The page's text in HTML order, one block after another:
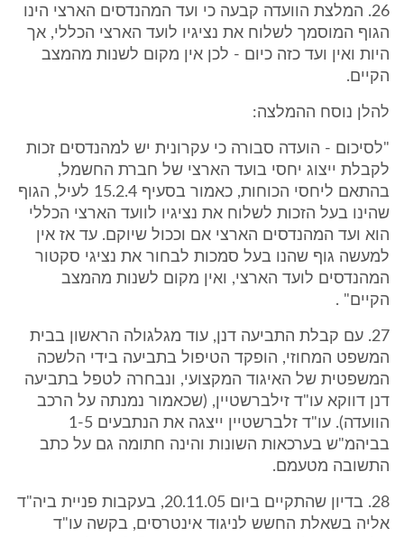
26. המלצת הוועדה קבעה כי ועד המהנדסים הארצי הינו
הגוף המוסמך לשלוח את נציגיו לועד הארצי הכללי, אך
היות ואין ועד כזה כיום - לכן אין מקום לשנות מהמצב
הקיים.
להלן נוסח ההמלצה:
"לסיכום - הועדה סבורה כי עקרונית יש למהנדסים זכות
לקבלת ייצוג יחסי בועד הארצי של חברת החשמל,
בהתאם ליחסי הכוחות, כאמור בסעיף 15.2.4 לעיל, הגוף
שהינו בעל הזכות לשלוח את נציגיו לוועד הארצי הכללי
הוא ועד המהנדסים הארצי אם וככול שיוקם. עד אז אין
למעשה גוף שהנו בעל סמכות לבחור את נציגי סקטור
המהנדסים לועד הארצי, ואין מקום לשנות מהמצב
הקיים" .
27. עם קבלת התביעה דנן, עוד מגלגולה הראשון בבית
המשפט המחוזי, הופקד הטיפול בתביעה בידי הלשכה
המשפטית של האיגוד המקצועי, ונבחרה לטפל בתביעה
דנן דווקא עו"ד זילברשטיין, (שכאמור נמנתה על הרכב
הוועדה). עו"ד זלברשטיין ייצגה את הנתבעים 1-5
בביהמ"ש בערכאות השונות והינה חתומה גם על כתב
התשובה מטעמם.
28. בדיון שהתקיים ביום 20.11.05, בעקבות פניית ביה"ד
אליה בשאלת החשש לניגוד אינטרסים, בקשה עו"ד